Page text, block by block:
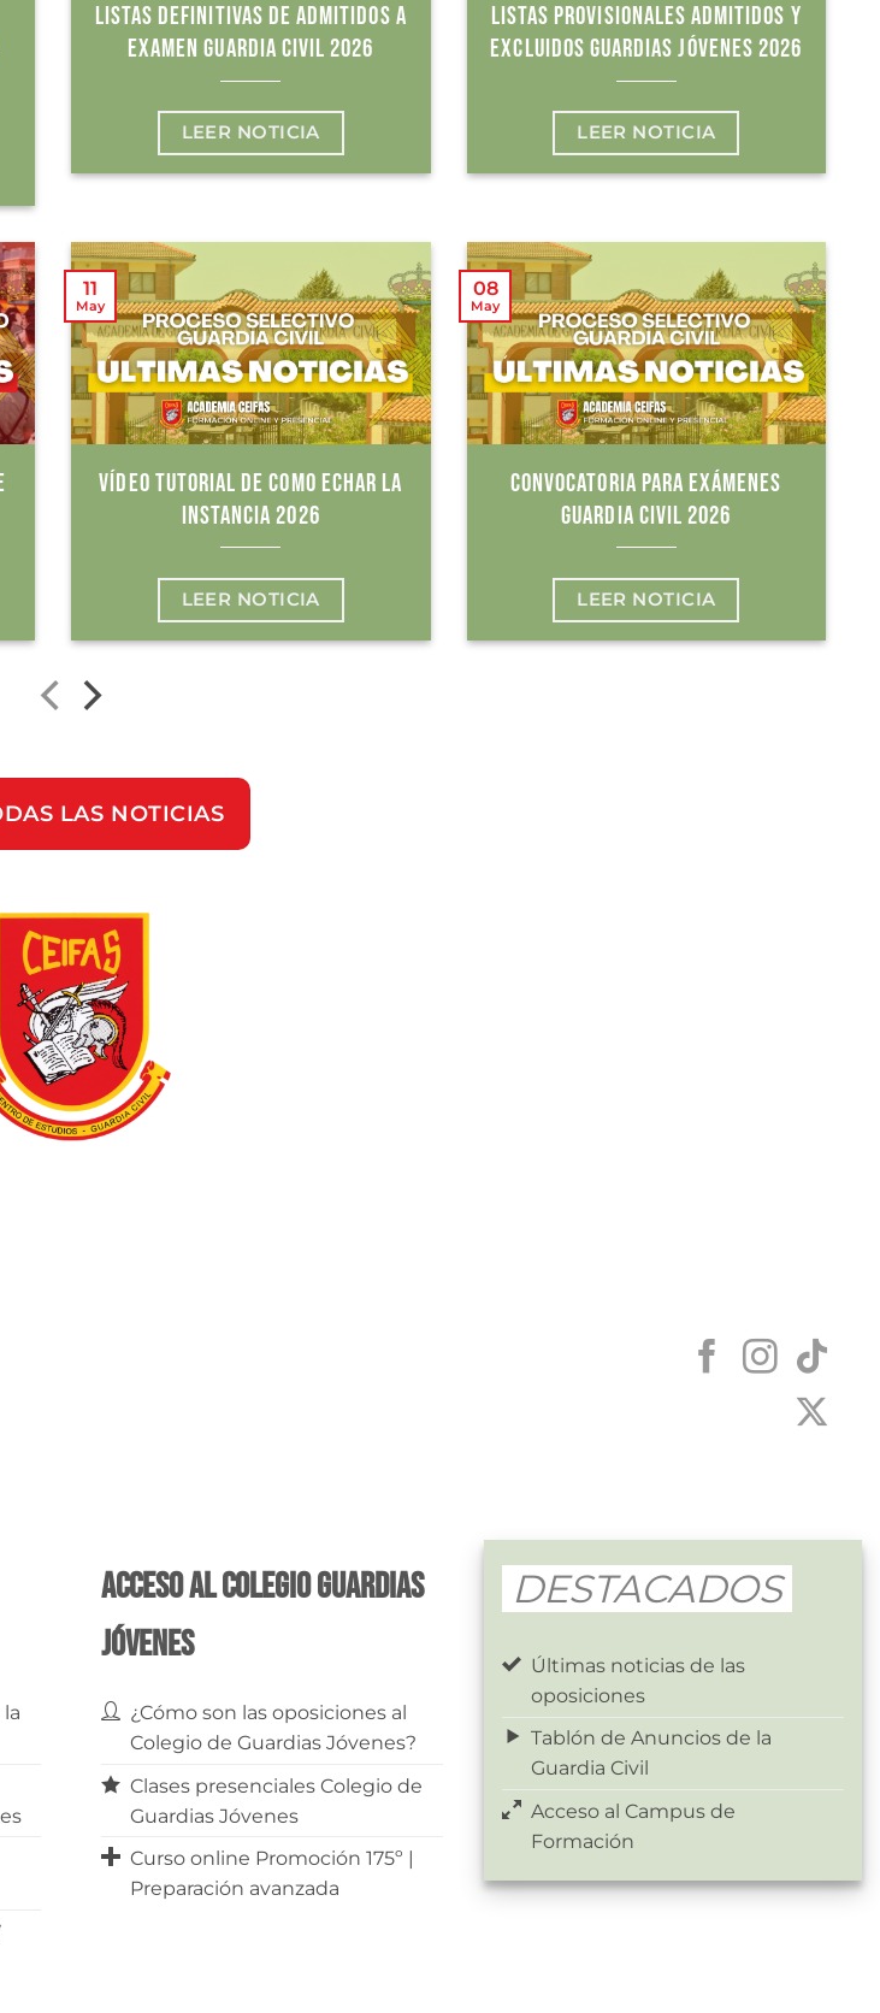
LISTAS DEFINITIVAS DE ADMITIDOS A
EXAMEN GUARDIA CIVIL 2026
LEER NOTICIA
LISTAS PROVISIONALES ADMITIDOS Y
EXCLUIDOS GUARDIAS JÓVENES 2026
LEER NOTICIA
VÍDEO TUTORIAL DE COMO ECHAR LA
INSTANCIA 2026
LEER NOTICIA
11
May
CONVOCATORIA PARA EXÁMENES
GUARDIA CIVIL 2026
LEER NOTICIA
08
May
LAS NOTICIAS
Acceso al Colegio Guardias
Jóvenes
¿Cómo son las oposiciones al
Colegio de Guardias Jóvenes?
Clases presenciales Colegio de
Guardias Jóvenes
Curso online Promoción 175º |
Preparación avanzada
DESTACADOS
Últimas noticias de las
oposiciones
Tablón de Anuncios de la
Guardia Civil
Acceso al Campus de
Formación